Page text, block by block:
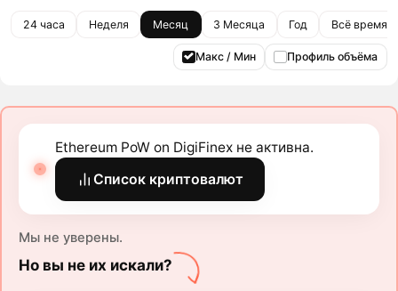
24 часа Неделя Месяц 3 Месяца Год Всё время
Макс / Мин Профиль объёма
Ethereum PoW on DigiFinex не активна.
Список криптовалют
Мы не уверены.
Но вы не их искали?